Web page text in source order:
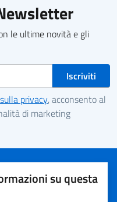
le ultime novità e gli
privacy, acconsento al
di marketing
su questa